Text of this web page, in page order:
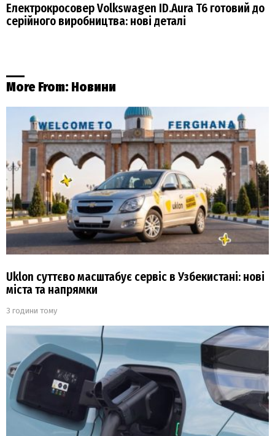
Електрокросовер Volkswagen ID.Aura T6 готовий до
серійного виробництва: нові деталі
More From: Новини
Uklon суттєво масштабує сервіс в Узбекистані: нові
міста та напрямки
3 години тому